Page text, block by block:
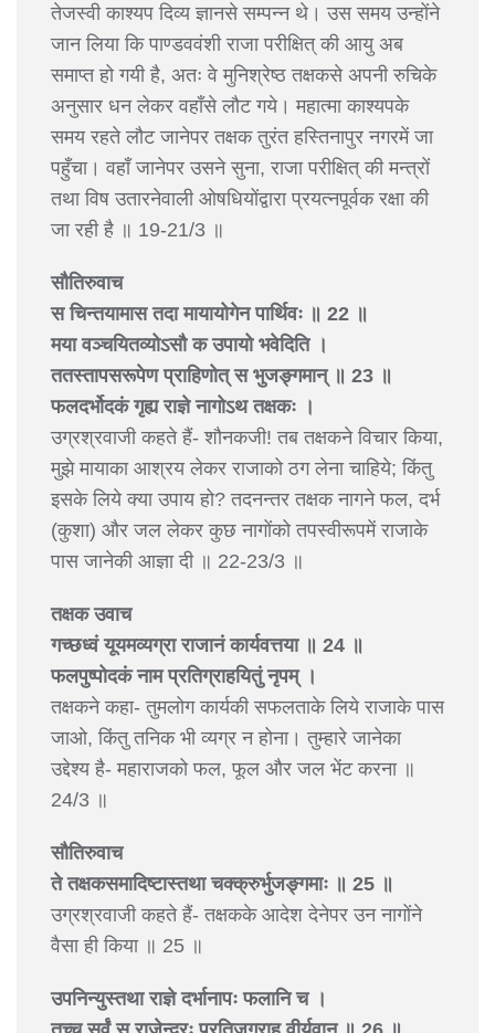
तेजस्वी काश्यप दिव्य ज्ञानसे सम्पन्न थे। उस समय उन्होंने
जान लिया कि पाण्डववंशी राजा परीक्षित् की आयु अब
समाप्त हो गयी है, अतः वे मुनिश्रेष्ठ तक्षकसे अपनी रुचिके
अनुसार धन लेकर वहाँसे लौट गये। महात्मा काश्यपके
समय रहते लौट जानेपर तक्षक तुरंत हस्तिनापुर नगरमें जा
पहुँचा। वहाँ जानेपर उसने सुना, राजा परीक्षित् की मन्त्रों
तथा विष उतारनेवाली ओषधियोंद्वारा प्रयत्नपूर्वक रक्षा की
जा रही है ॥ 19-21/3 ॥
सौतिरुवाच
स चिन्तयामास तदा मायायोगेन पार्थिवः ॥ 22 ॥
मया वञ्चयितव्योऽसौ क उपायो भवेदिति ।
ततस्तापसरूपेण प्राहिणोत् स भुजङ्गमान् ॥ 23 ॥
फलदर्भोदकं गृह्य राज्ञे नागोऽथ तक्षकः ।
उग्रश्रवाजी कहते हैं- शौनकजी! तब तक्षकने विचार किया,
मुझे मायाका आश्रय लेकर राजाको ठग लेना चाहिये; किंतु
इसके लिये क्या उपाय हो? तदनन्तर तक्षक नागने फल, दर्भ
(कुशा) और जल लेकर कुछ नागोंको तपस्वीरूपमें राजाके
पास जानेकी आज्ञा दी ॥ 22-23/3 ॥
तक्षक उवाच
गच्छध्वं यूयमव्यग्रा राजानं कार्यवत्तया ॥ 24 ॥
फलपुष्पोदकं नाम प्रतिग्राहयितुं नृपम् ।
तक्षकने कहा- तुमलोग कार्यकी सफलताके लिये राजाके पास
जाओ, किंतु तनिक भी व्यग्र न होना। तुम्हारे जानेका
उद्देश्य है- महाराजको फल, फूल और जल भेंट करना ॥
24/3 ॥
सौतिरुवाच
ते तक्षकसमादिष्टास्तथा चक्क्रुर्भुजङ्गमाः ॥ 25 ॥
उग्रश्रवाजी कहते हैं- तक्षकके आदेश देनेपर उन नागोंने
वैसा ही किया ॥ 25 ॥
उपनिन्युस्तथा राज्ञे दर्भानापः फलानि च ।